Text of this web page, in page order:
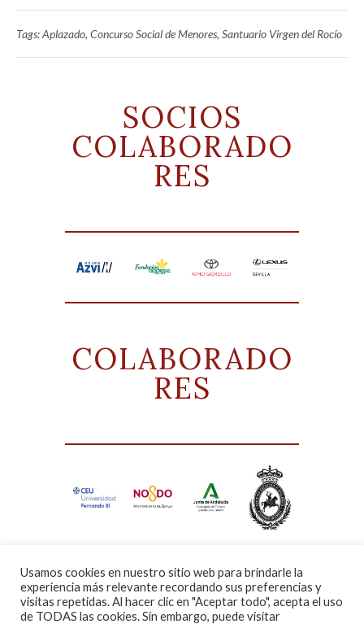
Tags:Aplazado, Concurso Social de Menores, Santuario Virgen del Rocío
SOCIOS
COLABORADO
RES
COLABORADO
RES
Usamos cookies en nuestro sitio web para brindarle la
experiencia más relevante recordando sus preferencias y
visitas repetidas. Al hacer clic en "Aceptar todo", acepta el uso
de TODAS las cookies. Sin embargo, puede visitar